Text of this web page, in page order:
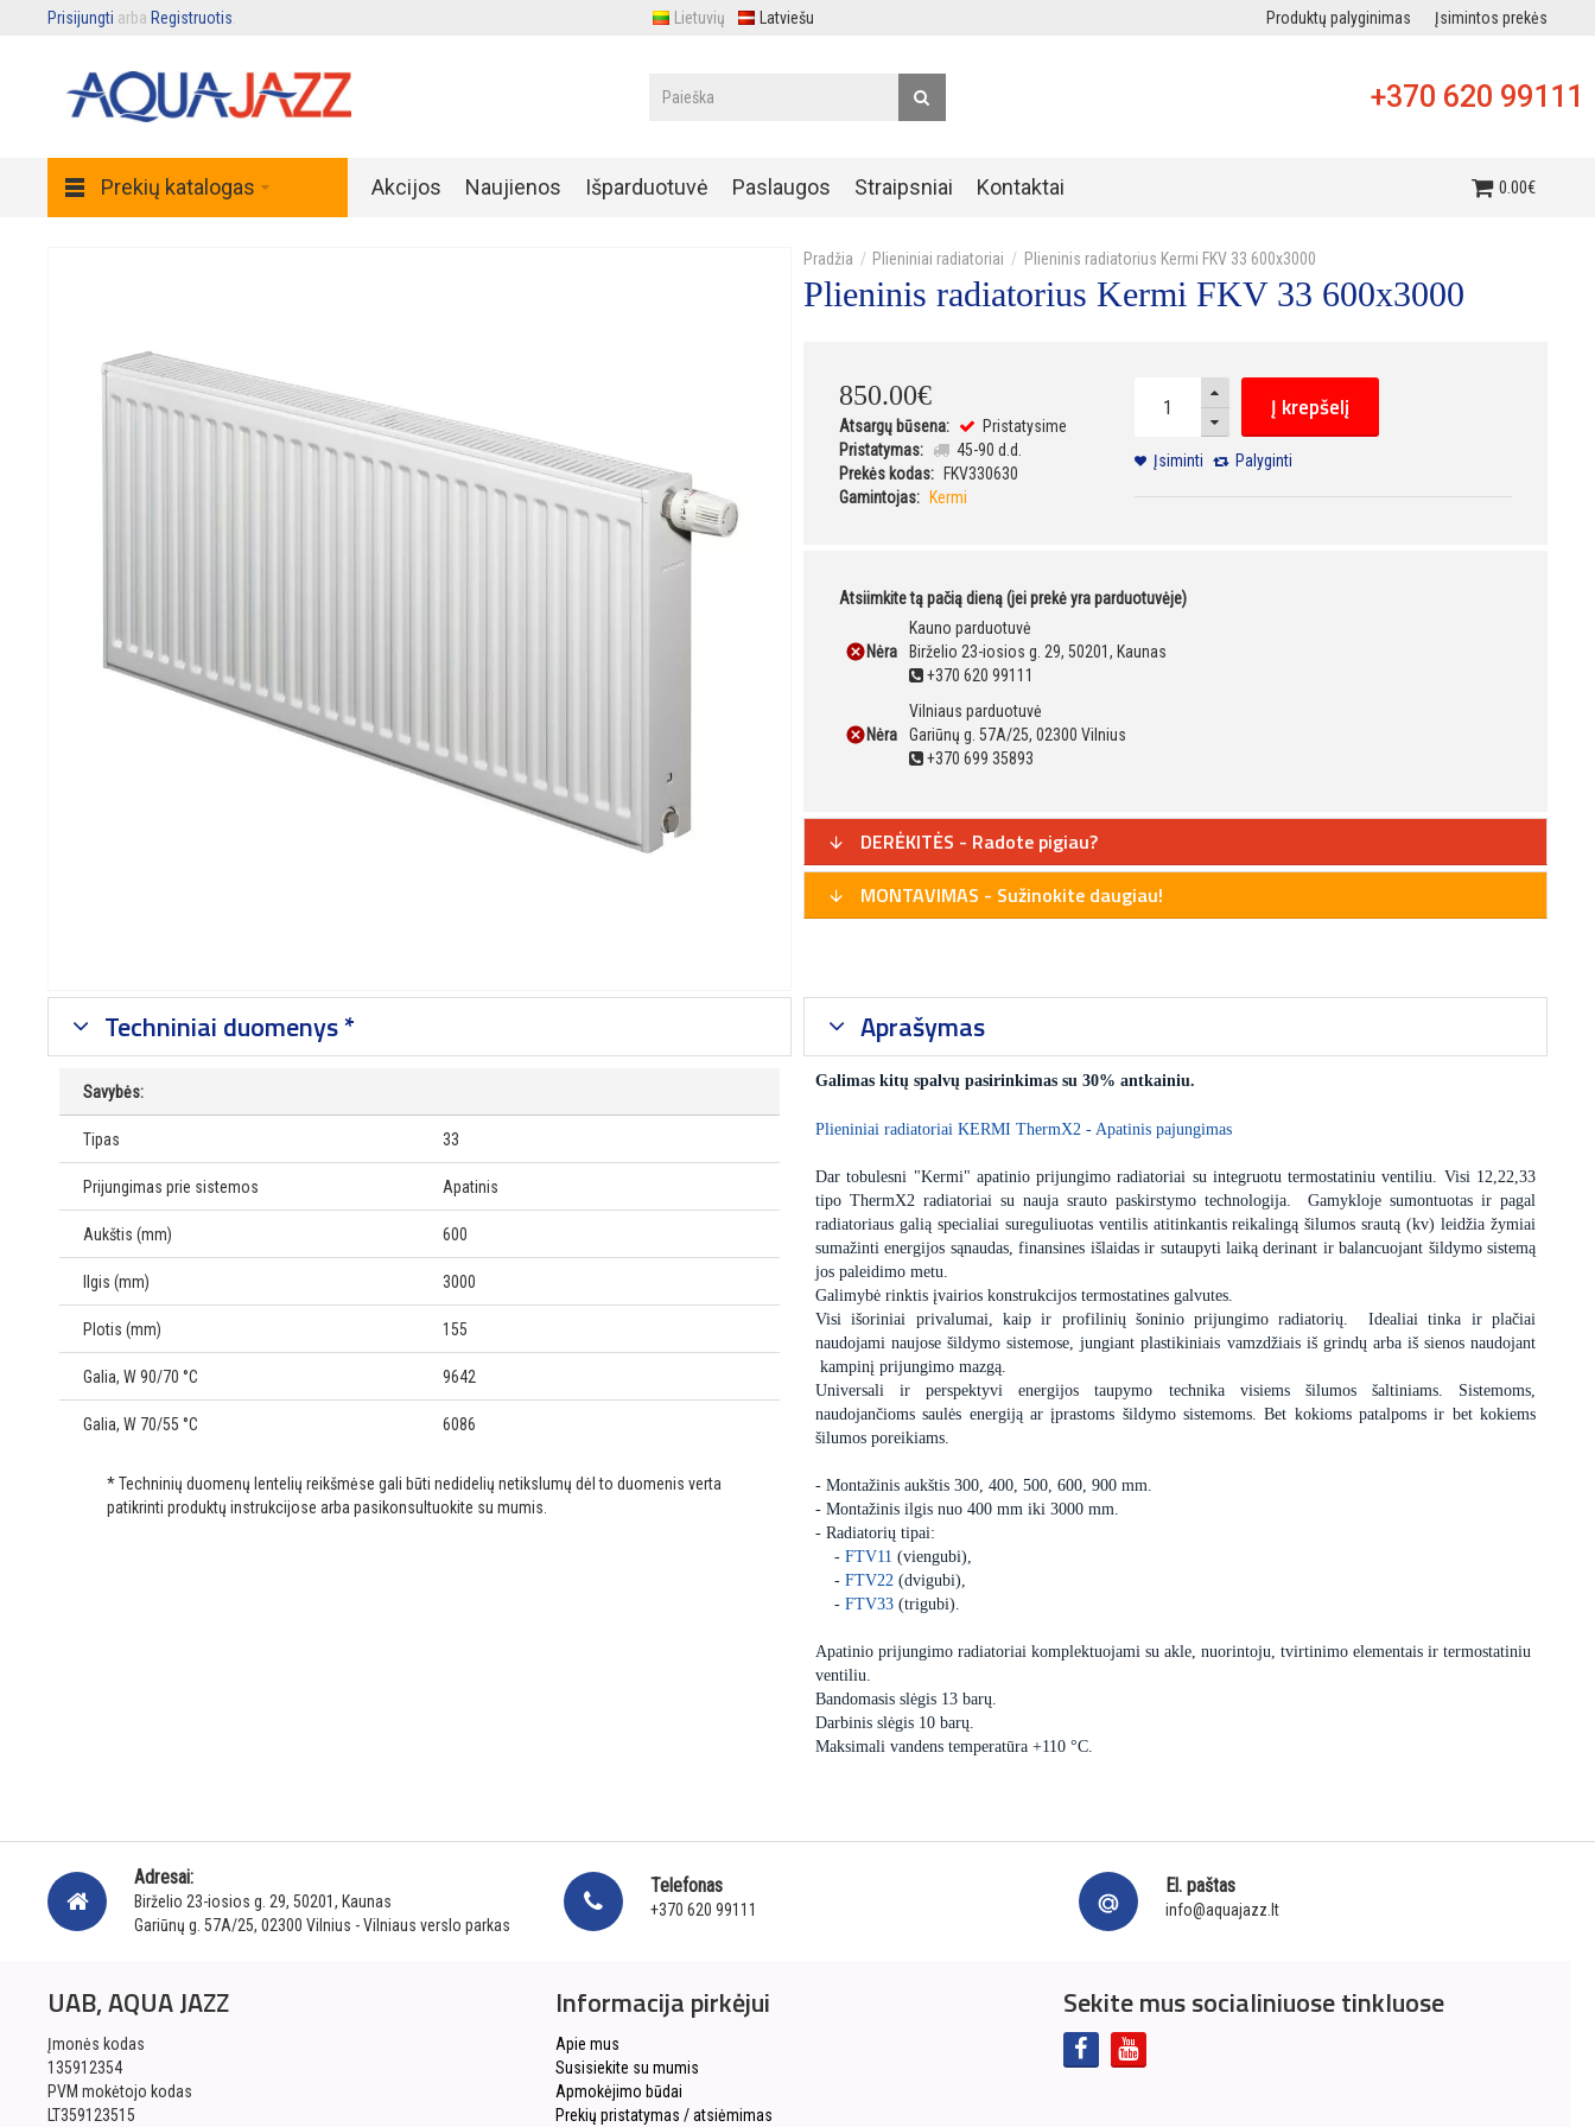
Prisijungti arba Registruotis Lietuvių Latviešu Produktų palyginimas Įsimintos prekės
+370 620 99111
Prekių katalogas Akcijos Naujienos Išparduotuvė Paslaugos Straipsniai Kontaktai 0.00€
Plieniniai radiatoriai Plieninis radiatorius Kermi FKV 33 600x3000
Plieninis radiatorius Kermi FKV 33 600x3000
850.00€
Atsargų būsena:
Pristatysime
Pristatymas:
45-90 d.d.
Prekės kodas:
FKV330630
Gamintojas:
Kermi
Į krepšelį
Įsiminti Palyginti
Atsiimkite tą pačią dieną (jei prekė yra parduotuvėje)
Nėra
Kauno parduotuvė
Birželio 23-iosios g. 29, 50201, Kaunas
+370 620 99111
Nėra
Vilniaus parduotuvė
Gariūnų g. 57A/25, 02300 Vilnius
+370 699 35893
DERĖKITĖS - Radote pigiau?
MONTAVIMAS - Sužinokite daugiau!
Techniniai duomenys *
Savybės:
Tipas 33
Prijungimas prie sistemos Apatinis
Aukštis (mm) 600
Ilgis (mm) 3000
Plotis (mm) 155
Galia, W 90/70 °C 9642
Galia, W 70/55 °C 6086
* Techninių duomenų lentelių reikšmėse gali būti nedidelių netikslumų dėl to duomenis verta
patikrinti produktų instrukcijose arba pasikonsultuokite su mumis.
Aprašymas
Galimas kitų spalvų pasirinkimas su 30% antkainiu.
Plieniniai radiatoriai KERMI ThermX2 - Apatinis pajungimas
Dar tobulesni "Kermi" apatinio prijungimo radiatoriai su integruotu termostatiniu ventiliu. Visi 12,22,33
tipo ThermX2 radiatoriai su nauja srauto paskirstymo technologija. Gamykloje sumontuotas ir pagal
radiatoriaus galią specialiai sureguliuotas ventilis atitinkantis reikalingą šilumos srautą (kv) leidžia žymiai
sumažinti energijos sąnaudas, finansines išlaidas ir sutaupyti laiką derinant ir balancuojant šildymo sistemą
jos paleidimo metu.
Galimybė rinktis įvairios konstrukcijos termostatines galvutes.
Visi išoriniai privalumai, kaip ir profilinių šoninio prijungimo radiatorių. Idealiai tinka ir plačiai
naudojami naujose šildymo sistemose, jungiant plastikiniais vamzdžiais iš grindų arba iš sienos naudojant
kampinį prijungimo mazgą.
Universali ir perspektyvi energijos taupymo technika visiems šilumos šaltiniams. Sistemoms,
naudojančioms saulės energiją ar įprastoms šildymo sistemoms. Bet kokioms patalpoms ir bet kokiems
šilumos poreikiams.
- Montažinis aukštis 300, 400, 500, 600, 900 mm.
- Montažinis ilgis nuo 400 mm iki 3000 mm.
- Radiatorių tipai:
- FTV11 (viengubi),
- FTV22 (dvigubi),
- FTV33 (trigubi).
Apatinio prijungimo radiatoriai komplektuojami su akle, nuorintoju, tvirtinimo elementais ir termostatiniu
ventiliu.
Bandomasis slėgis 13 barų.
Darbinis slėgis 10 barų.
Maksimali vandens temperatūra +110 °C.
Adresai:
Birželio 23-iosios g. 29, 50201, Kaunas
Gariūnų g. 57A/25, 02300 Vilnius - Vilniaus verslo parkas
Telefonas
+370 620 99111
El. paštas
info@aquajazz.lt
UAB, AQUA JAZZ
Įmonės kodas
135912354
PVM mokėtojo kodas
LT359123515
Informacija pirkėjui
Apie mus
Susisiekite su mumis
Apmokėjimo būdai
Prekių pristatymas / atsiėmimas
Sekite mus socialiniuose tinkluose